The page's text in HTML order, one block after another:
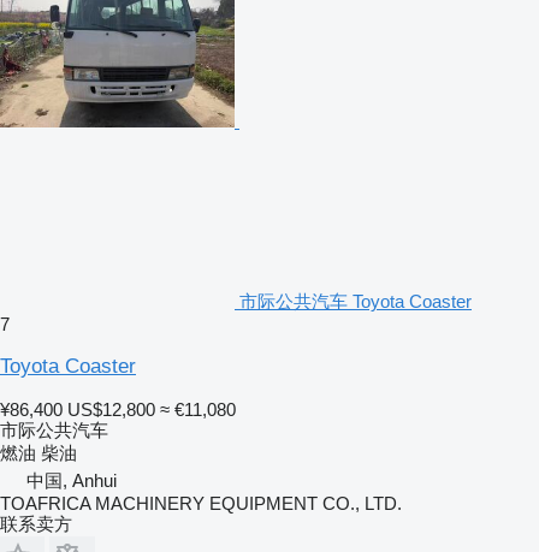
市际公共汽车 Toyota Coaster
7
Toyota Coaster
¥86,400 US$12,800 ≈ €11,080
市际公共汽车
燃油 柴油
中国, Anhui
TOAFRICA MACHINERY EQUIPMENT CO., LTD.
联系卖方